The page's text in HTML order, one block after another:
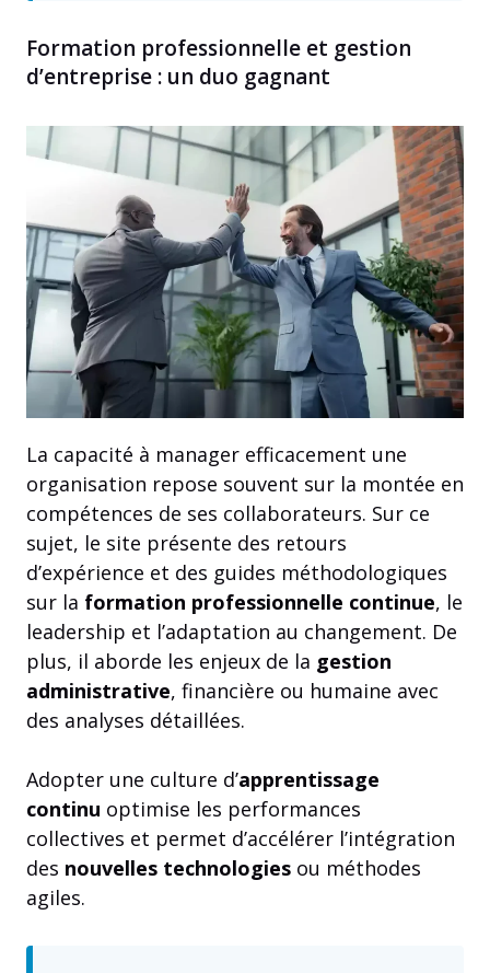
Formation professionnelle et gestion
d’entreprise : un duo gagnant
La capacité à manager efficacement une
organisation repose souvent sur la montée en
compétences de ses collaborateurs. Sur ce
sujet, le site présente des retours
d’expérience et des guides méthodologiques
sur la formation professionnelle continue, le
leadership et l’adaptation au changement. De
plus, il aborde les enjeux de la gestion
administrative, financière ou humaine avec
des analyses détaillées.
Adopter une culture d’apprentissage
continu optimise les performances
collectives et permet d’accélérer l’intégration
des nouvelles technologies ou méthodes
agiles.